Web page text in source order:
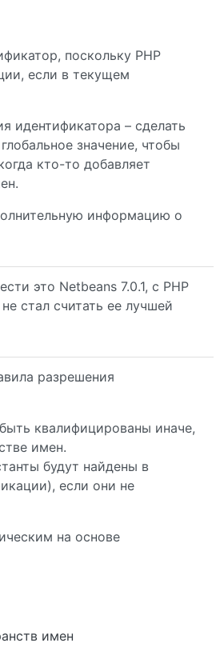
поскольку PHP
если в текущем
идентификатора – сделать
значение, чтобы
кто-то добавляет
информацию о
это Netbeans 7.0.1, с PHP
стал считать ее лучшей
разрешения
квалифицированы иначе,
имен.
будут найдены в
если они не
на основе
имен